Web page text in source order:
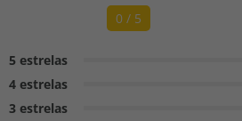
0 / 5
5 estrelas
4 estrelas
3 estrelas